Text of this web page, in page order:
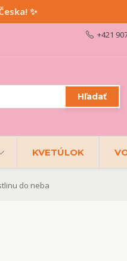
✨
Hľadať
+421
KVETÚLOK
do neba